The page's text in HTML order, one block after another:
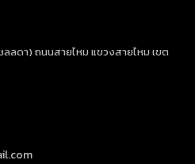
ลดา) ถนนสายไหม แขวงสายไหม เขต